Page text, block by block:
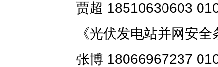
贾超 18510630603
《光伏发电站并网安全
张博 18066967237